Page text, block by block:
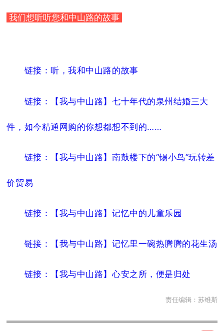
我们想听听您和中山路的故事
链接：听，我和中山路的故事
链接：【我与中山路】七十年代的泉州结婚三大
件，如今精通网购的你想都想不到的……
链接：【我与中山路】南鼓楼下的“锡小鸟”玩转差
价贸易
链接：【我与中山路】记忆中的儿童乐园
链接：【我与中山路】记忆里一碗热腾腾的花生汤
链接：【我与中山路】心安之所，便是归处
责任编辑： 苏维斯